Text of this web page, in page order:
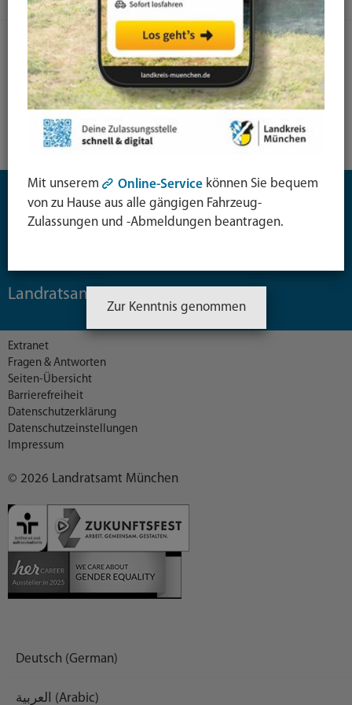
Facebook-
Seite
YouTube-
Kanal
LinkedIn-
Kanal
Bürgerservice
Themen
Landratsamt
© 2026 Landratsamt München
Extranet
Fragen & Antworten
Seiten-Übersicht
Barrierefreiheit
Datenschutzerklärung
Datenschutzeinstellungen
Impressum
Mit unserem Online-Service können Sie bequem
von zu Hause aus alle gängigen Fahrzeug-
Zulassungen und -Abmeldungen beantragen.
Zur Kenntnis genommen
Deutsch (German)
العربية (Arabic)